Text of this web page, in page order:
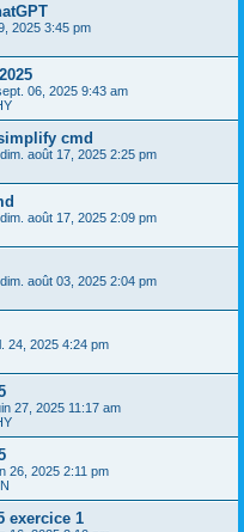
2025 3:45 pm
06, 2025 9:43 am
cmd
dim. août 17, 2025 2:25 pm
dim. août 17, 2025 2:09 pm
dim. août 03, 2025 2:04 pm
24, 2025 4:24 pm
27, 2025 11:17 am
26, 2025 2:11 pm
exercice 1